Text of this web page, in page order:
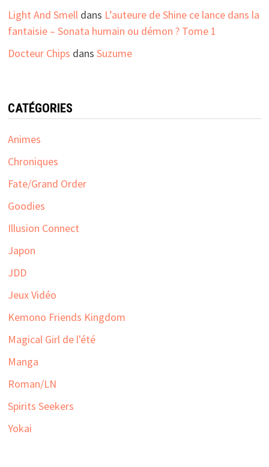
Light And Smelldans L’auteure de Shine ce lance dans la
fantaisie – Sonata humain ou démon ? Tome 1
Docteur Chips dans Suzume
CATÉGORIES
Animes
Chroniques
Fate/Grand Order
Goodies
Illusion Connect
Japon
JDD
Jeux Vidéo
Kemono Friends Kingdom
Magical Girl de l'été
Manga
Roman/LN
Spirits Seekers
Yokai